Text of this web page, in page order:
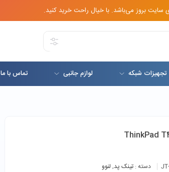
بروز می‌باشد. با خیال راحت خرید کنید.
تجهیزات شبکه لوازم جانبی تماس با ما
دسته :تینک پد, لنوو